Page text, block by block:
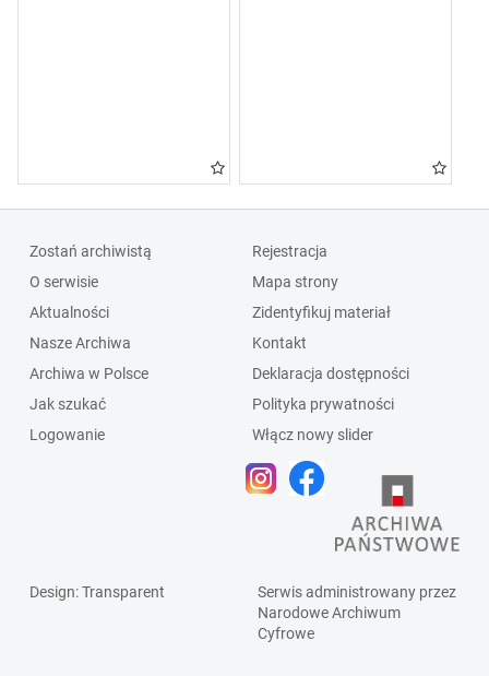
Zostań archiwistą
O serwisie
Aktualności
Nasze Archiwa
Archiwa w Polsce
Jak szukać
Logowanie
Rejestracja
Mapa strony
Zidentyfikuj materiał
Kontakt
Deklaracja dostępności
Polityka prywatności
Włącz nowy slider
Design: Transparent
Serwis administrowany przez
Narodowe Archiwum
Cyfrowe